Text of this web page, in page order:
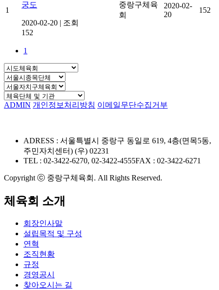
1
궁도
2020-02-20 | 조회
152
중랑구체육
회
2020-02-
20
152
1
ADMIN 개인정보처리방침 이메일무단수집거부
ADRESS : 서울특별시 중랑구 동일로 619, 4층(면목5동,
주민자치센터) (우) 02231
TEL : 02-3422-6270, 02-3422-4555FAX : 02-3422-6271
Copyright ⓒ 중랑구체육회. All Rights Reserved.
체육회 소개
회장인사말
설립목적 및 구성
연혁
조직현황
규정
경영공시
찾아오시는 길